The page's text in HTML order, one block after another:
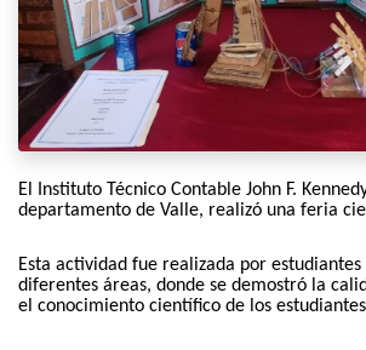
El Instituto Técnico Contable John F.
departamento de Valle, realizó una feria
Esta actividad fue realizada por estudiantes
diferentes áreas, donde se demostró la
el conocimiento científico de los